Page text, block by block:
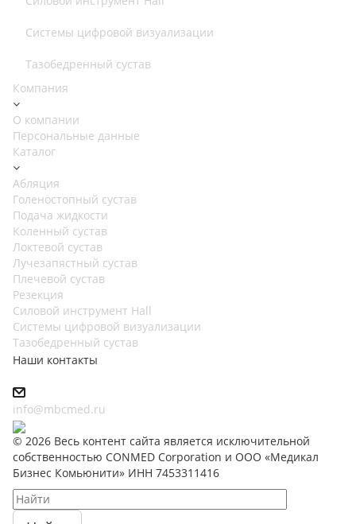
Системы цифровой визуализации
Тазобедренный сустав
Компания
О компании
Персональные данные
Каталог
Абляция
Голеностопный сустав
Подача жидкости
Коленный сустав
Локтевой сустав
Лучезапястный сустав
Плечевой сустав
Резекция
Силовой инструмент Hall
Системы цифровой визуализации
Тазобедренный сустав
Наши контакты
info@mbcmed.ru
© 2026 Весь контент сайта является исключительной
собственностью CONMED Corporation и ООО «Медикал
Бизнес Комьюнити» ИНН 7453311416